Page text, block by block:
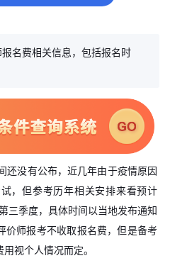
名费相关信息，包括报名时
还没有公布，近几年由于疫情原因
，但参考历年相关安排来看预计
三季度，具体时间以当地发布通知
价师报考不收取报名费，但是备考
视个人情况而定。